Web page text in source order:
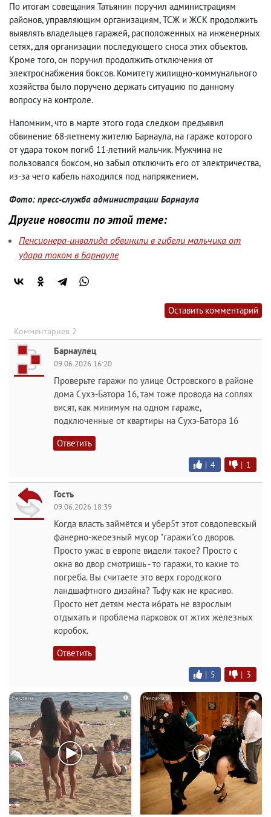
По итогам совещания Татьянин поручил администрациям
районов, управляющим организациям, ТСЖ и ЖСК продолжить
выявлять владельцев гаражей, расположенных на инженерных
сетях, для организации последующего сноса этих объектов.
Кроме того, он поручил продолжить отключения от
электроснабжения боксов. Комитету жилищно-коммунального
хозяйства было поручено держать ситуацию по данному
вопросу на контроле.
Напомним, что в марте этого года следком предъявил
обвинение 68-летнему жителю Барнаула, на гараже которого
от удара током погиб 11-летний мальчик. Мужчина не
пользовался боксом, но забыл отключить его от электричества,
из-за чего кабель находился под напряжением.
Фото: пресс-служба администрации Барнаула
Другие новости по этой теме:
Пенсионера-инвалида обвинили в гибели мальчика от
удара током в Барнауле
Оставить комментарий
Комментариев 2
Барнаулец
09.06.2026 16:20
Проверьте гаражи по улице Островского в районе
дома Сухэ-Батора 16, там тоже провода на соплях
висят, как минимум на одном гараже,
подключенные от квартиры на Сухэ-Батора 16
Ответить
| 4 | 1
Гость
09.06.2026 18:39
Когда власть займётся и убер5т этот совдопевскый
фанерно-жеоезный мусор "гаражи"со дворов.
Просто ужас в европе видели такое? Просто с
окна во двор смотришь - то гаражи, то какие то
погреба. Вы считаете это верх городского
ландшафтного дизайна? Тьфу как не красиво.
Просто нет детям места и6рать не взрослым
отдыхать и проблема парковок от жтих железных
коробок.
Ответить
| 5 | 3
i i